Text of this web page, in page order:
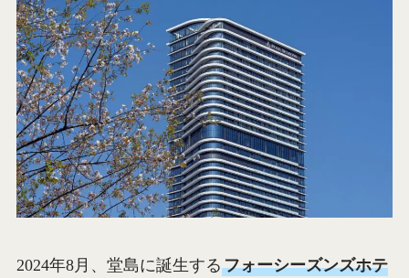
2024年8月、堂島に誕生するフォーシーズンズホテ